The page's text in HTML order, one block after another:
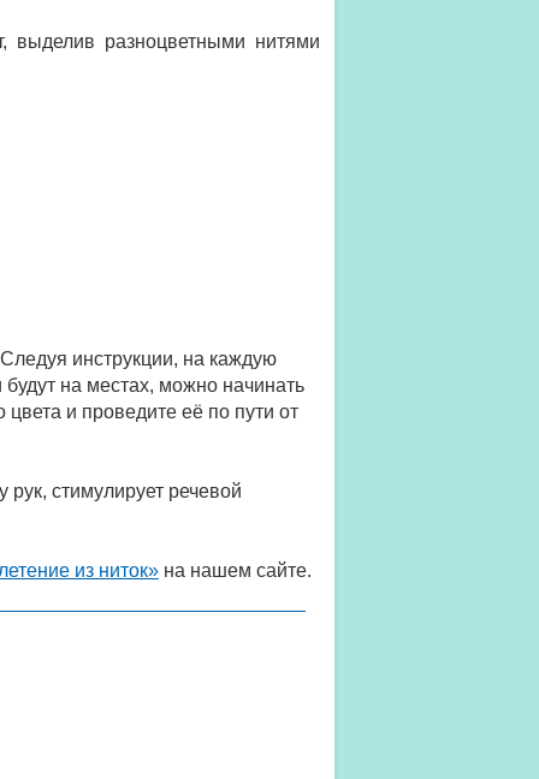
выделив разноцветными нитями
инструкции, на каждую
будут на местах, можно начинать
цвета и проведите её по пути от
стимулирует речевой
из ниток» на нашем сайте.